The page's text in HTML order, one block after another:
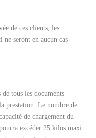
de ces clients, les
ne seront en aucun cas
tous les documents
prestation. Le nombre de
de chargement du
excéder 25 kilos maxi